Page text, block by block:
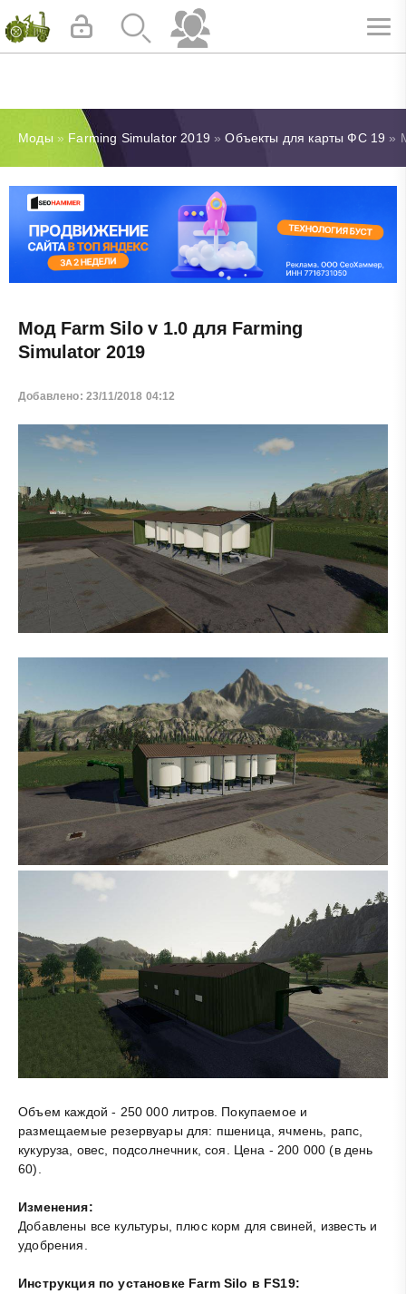
Моды » Farming Simulator 2019 »Объекты для карты ФС 19 »
Мод Farm Silo v 1.0 для Farming
Simulator 2019
Добавлено: 23/11/2018 04:12
Объем каждой - 250 000 литров. Покупаемое и
размещаемые резервуары для: пшеница, ячмень, рапс,
кукуруза, овес, подсолнечник, соя. Цена - 200 000 (в день
60).
Изменения:
Добавлены все культуры, плюс корм для свиней, известь и
удобрения.
Инструкция по установке Farm Silo в FS19: